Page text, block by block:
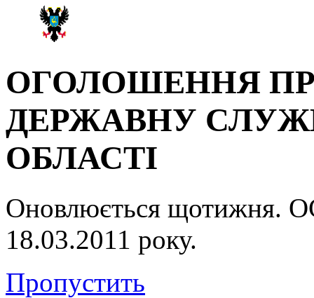
ОГОЛОШЕННЯ
ДЕРЖАВНУ
ОБЛАСТІ
Оновлюється
18.03.2011 року.
Пропустить